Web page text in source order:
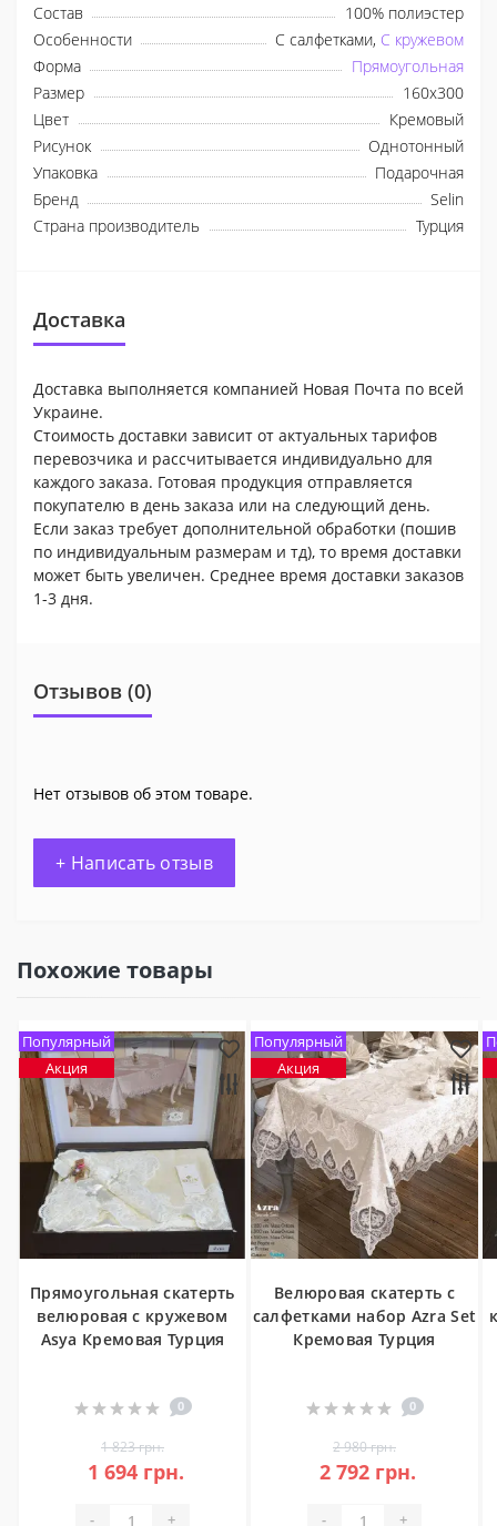
Состав
100% полиэстер
Особенности
С салфетками, С кружевом
Форма
Прямоугольная
Размер
160х300
Цвет
Кремовый
Рисунок
Однотонный
Упаковка
Подарочная
Бренд
Selin
Страна производитель
Турция
Доставка
Доставка выполняется компанией Новая Почта по всей
Украине.
Стоимость доставки зависит от актуальных тарифов
перевозчика и рассчитывается индивидуально для
каждого заказа. Готовая продукция отправляется
покупателю в день заказа или на следующий день.
Если заказ требует дополнительной обработки (пошив
по индивидуальным размерам и тд), то время доставки
может быть увеличен. Среднее время доставки заказов
1-3 дня.
Отзывов (0)
Нет отзывов об этом товаре.
+ Написать отзыв
Похожие товары
Популярный
Акция
Прямоугольная скатерть
велюровая с кружевом
Asya Кремовая Турция
0
1 823 грн.
1 694 грн.
- +
Популярный
Акция
Велюровая скатерть с
салфетками набор Azra Set
Кремовая Турция
0
2 980 грн.
2 792 грн.
- +